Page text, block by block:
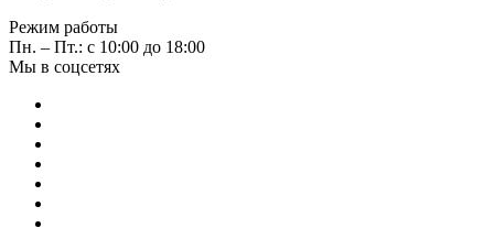
Режим работы
Пн. – Пт.: с 10:00 до 18:00
Мы в соцсетях